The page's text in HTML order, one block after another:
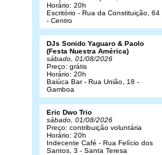
Horário: 20h
Escritório - Rua da Constituição, 64
- Centro
DJs Sonido Yaguaro & Paolo
(Festa Nuestra América)
sábado, 01/08/2026
Preço: grátis
Horário: 20h
Baiúca Bar - Rua União, 18 -
Gamboa
Eric Dwo Trio
sábado, 01/08/2026
Preço: contribuição voluntária
Horário: 20h
Indecente Café - Rua Felício dos
Santos, 3 - Santa Teresa